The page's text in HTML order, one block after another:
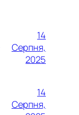
14
Серпня,
2025
14
Серпня,